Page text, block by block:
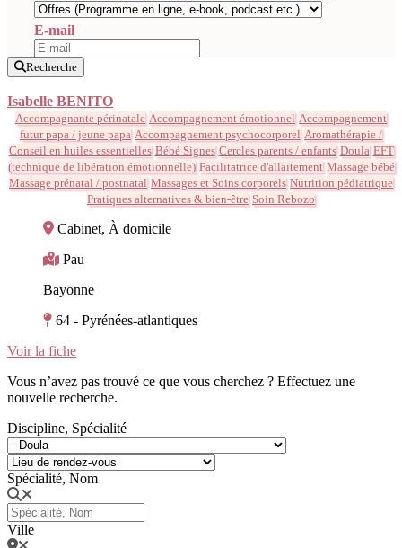
E-mail
Recherche
Isabelle BENITO
Accompagnante périnatale Accompagnement émotionnel Accompagnement
futur papa / jeune papa Accompagnement psychocorporel Aromathérapie /
Conseil en huiles essentielles Bébé Signes Cercles parents / enfants Doula EFT
(technique de libération émotionnelle) Facilitatrice d'allaitement Massage bébé
Massage prénatal / postnatal Massages et Soins corporels Nutrition pédiatrique
Pratiques alternatives & bien-être Soin Rebozo
Cabinet, À domicile
Pau
Bayonne
64 - Pyrénées-atlantiques
Voir la fiche
Vous n’avez pas trouvé ce que vous cherchez ? Effectuez une
nouvelle recherche.
Discipline, Spécialité
Spécialité, Nom
Ville